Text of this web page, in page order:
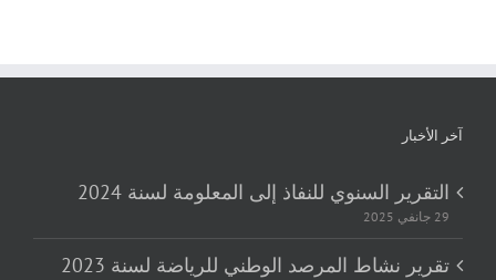
آخر الأخبار
التقرير السنوي للنفاذ إلى المعلومة لسنة 2024
29 جانفي 2025
تقرير نشاط المرصد الوطني للرياضة لسنة 2023